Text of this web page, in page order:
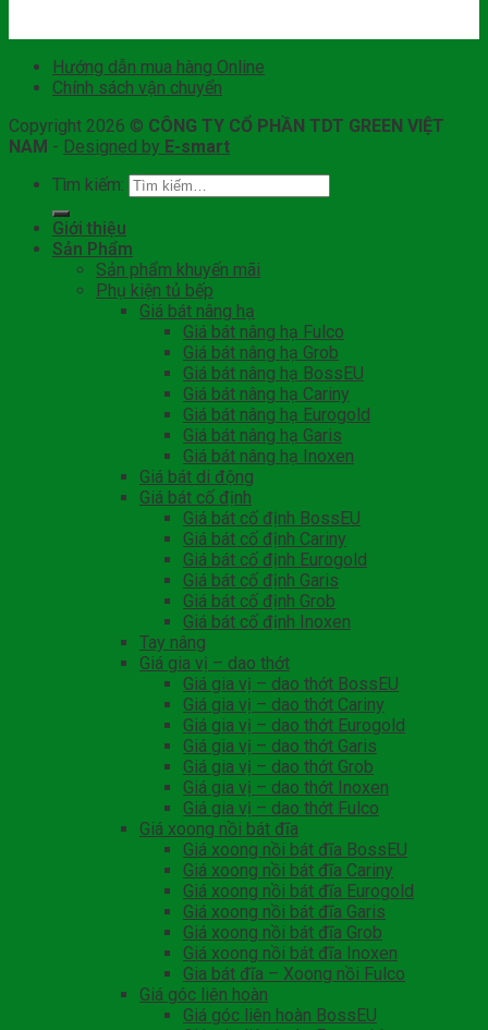
Hướng dẫn mua hàng Online
Chính sách vận chuyển
Copyright 2026 © CÔNG TY CỔ PHẦN TDT GREEN VIỆT
NAM - Designed by E-smart
Tìm kiếm:
Giới thiệu
Sản Phẩm
Sản phẩm khuyến mãi
Phụ kiện tủ bếp
Giá bát nâng hạ
Giá bát nâng hạ Fulco
Giá bát nâng hạ Grob
Giá bát nâng hạ BossEU
Giá bát nâng hạ Cariny
Giá bát nâng hạ Eurogold
Giá bát nâng hạ Garis
Giá bát nâng hạ Inoxen
Giá bát di động
Giá bát cố định
Giá bát cố định BossEU
Giá bát cố định Cariny
Giá bát cố định Eurogold
Giá bát cố định Garis
Giá bát cố định Grob
Giá bát cố định Inoxen
Tay nâng
Giá gia vị – dao thớt
Giá gia vị – dao thớt BossEU
Giá gia vị – dao thớt Cariny
Giá gia vị – dao thớt Eurogold
Giá gia vị – dao thớt Garis
Giá gia vị – dao thớt Grob
Giá gia vị – dao thớt Inoxen
Giá gia vị – dao thớt Fulco
Giá xoong nồi bát đĩa
Giá xoong nồi bát đĩa BossEU
Giá xoong nồi bát đĩa Cariny
Giá xoong nồi bát đĩa Eurogold
Giá xoong nồi bát đĩa Garis
Giá xoong nồi bát đĩa Grob
Giá xoong nồi bát đĩa Inoxen
Gia bát đĩa – Xoong nồi Fulco
Giá góc liên hoàn
Giá góc liên hoàn BossEU